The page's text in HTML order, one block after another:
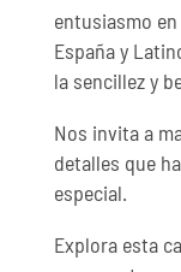
entusiasmo
España y
la sencillez y
Nos invita a
detalles que
especial.
Explora esta